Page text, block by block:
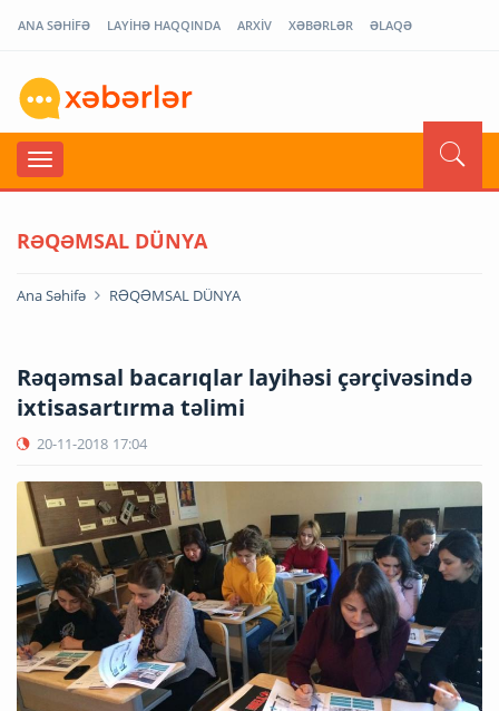
ANA SƏHİFƏ LAYİHƏ HAQQINDA ARXİV XƏBƏRLƏR ƏLAQƏ
RƏQƏMSAL DÜNYA
Ana Səhifə RƏQƏMSAL DÜNYA
Rəqəmsal bacarıqlar layihəsi çərçivəsində
ixtisasartırma təlimi
20-11-2018 17:04